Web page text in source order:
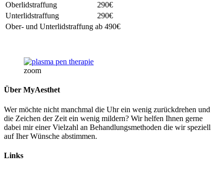
Oberlidstraffung
290€
Unterlidstraffung
290€
Ober- und Unterlidstraffung ab 490€
zoom
Über MyAesthet
Wer möchte nicht manchmal die Uhr ein wenig zurückdrehen und
die Zeichen der Zeit ein wenig mildern? Wir helfen Ihnen gerne
dabei mir einer Vielzahl an Behandlungsmethoden die wir speziell
auf Iher Wünsche abstimmen.
Links